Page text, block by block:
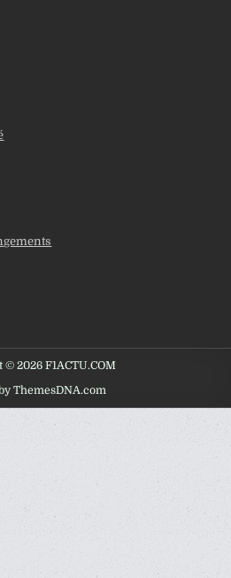
2026 F1ACTU.COM
ThemesDNA.com